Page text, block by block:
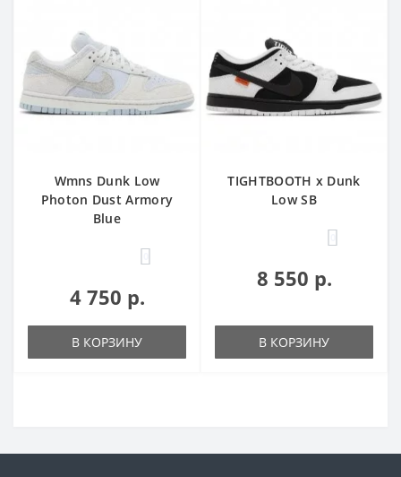
Wmns Dunk Low
Photon Dust Armory
Blue
4 750 р.
В КОРЗИНУ
TIGHTBOOTH x Dunk
Low SB
8 550 р.
В КОРЗИНУ